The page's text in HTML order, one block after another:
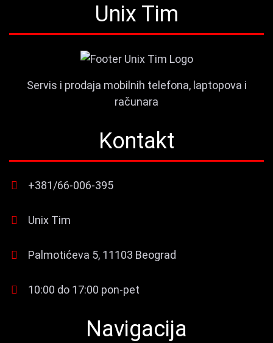
Unix Tim
Servis i prodaja mobilnih telefona, laptopova i
računara
Kontakt
+381/66-006-395
Unix Tim
Palmotićeva 5, 11103 Beograd
10:00 do 17:00 pon-pet
Navigacija